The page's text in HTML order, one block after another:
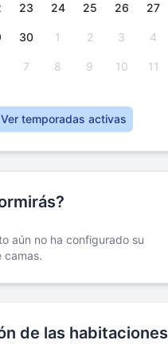
23 24 25 26 27
30 1 2 3 4
7 8 9 10 11
Ver temporadas activas
aún no ha configurado su
camas.
de las habitaciones